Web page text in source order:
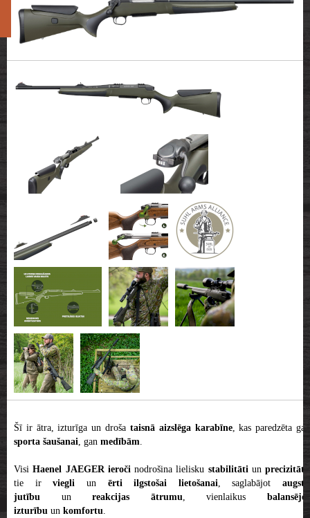
Šī ir ātra, izturīga un droša taisnā aizslēga karabīne, kas paredzēta gan
sporta šaušanai , gan medībām
VisiHaenel JAEGER ieroči nodrošina lielisku stabilitāti un precizitāti
tie irviegli un ērti ilgstošai lietošanai , saglabājot augstu
jutību unreakcijas ātrumu , vienlaikusbalansējot
izturību un komfortu